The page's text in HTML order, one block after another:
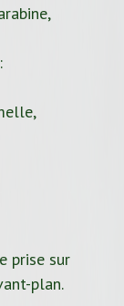
prise sur
plan.